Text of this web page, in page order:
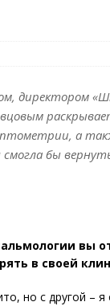
директором
а
бы
вы
в своей
но с другой –